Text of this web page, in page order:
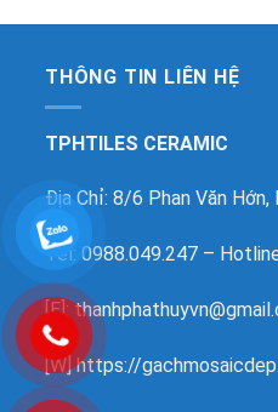
THÔNG TIN LIÊN HỆ
TPHTILES CERAMIC
Địa Chỉ: 8/6 Phan Văn
Tel: 0988.049.247 –
[E]:
[W]https://